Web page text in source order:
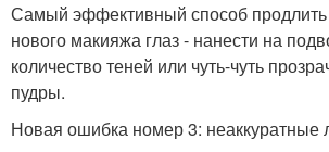
Самый эффективный способ продлить
нового макияжа глаз - нанести на
количество теней или чуть-чуть
пудры.
Новая ошибка номер 3: неаккуратные